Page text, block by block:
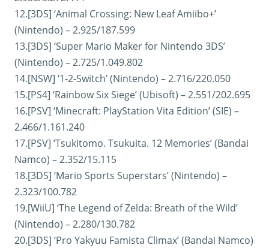
12.[3DS] ‘Animal Crossing: New Leaf Amiibo+’
(Nintendo) – 2.925/187.599
13.[3DS] ‘Super Mario Maker for Nintendo 3DS’
(Nintendo) – 2.725/1.049.802
14.[NSW] ‘1-2-Switch’ (Nintendo) – 2.716/220.050
15.[PS4] ‘Rainbow Six Siege’ (Ubisoft) – 2.551/202.695
16.[PSV] ‘Minecraft: PlayStation Vita Edition’ (SIE) –
2.466/1.161.240
17.[PSV] ‘Tsukitomo. Tsukuita. 12 Memories’ (Bandai
Namco) – 2.352/15.115
18.[3DS] ‘Mario Sports Superstars’ (Nintendo) –
2.323/100.782
19.[WiiU] ‘The Legend of Zelda: Breath of the Wild’
(Nintendo) – 2.280/130.782
20.[3DS] ‘Pro Yakyuu Famista Climax’ (Bandai Namco)